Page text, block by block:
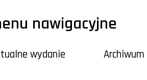
nawigacyjne
wydanie Archiwum